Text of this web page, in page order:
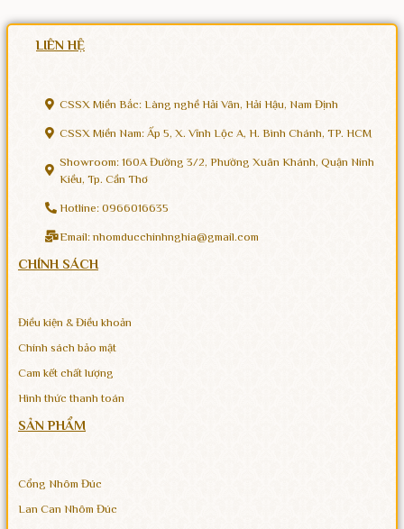
LIÊN HỆ
CSSX Miền Bắc: Làng nghề Hải Vân, Hải Hậu, Nam Định
CSSX Miền Nam: Ấp 5, X. Vĩnh Lộc A, H. Bình Chánh, TP. HCM
Showroom: 160A Đường 3/2, Phường Xuân Khánh, Quận Ninh
Kiều, Tp. Cần Thơ
Hotline: 0966016635
Email: nhomducchinhnghia@gmail.com
CHÍNH SÁCH
Điều kiện & Điều khoản
Chính sách bảo mật
Cam kết chất lượng
Hình thức thanh toán
SẢN PHẨM
Cổng Nhôm Đúc
Lan Can Nhôm Đúc